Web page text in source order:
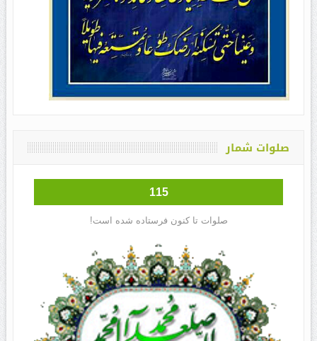
صلوات شمار
115
صلوات تا کنون فرستاده شده است!